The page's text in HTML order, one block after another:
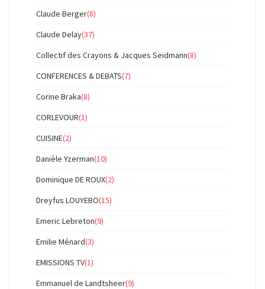
Claude Berger(8)
Claude Delay(37)
Collectif des Crayons & Jacques Seidmann(8)
CONFERENCES & DEBATS(7)
Corine Braka(8)
CORLEVOUR(1)
CUISINE(2)
Danièle Yzerman(10)
Dominique DE ROUX(2)
Dreyfus LOUYEBO(15)
Emeric Lebreton(9)
Emilie Ménard(3)
EMISSIONS TV(1)
Emmanuel de Landtsheer(9)